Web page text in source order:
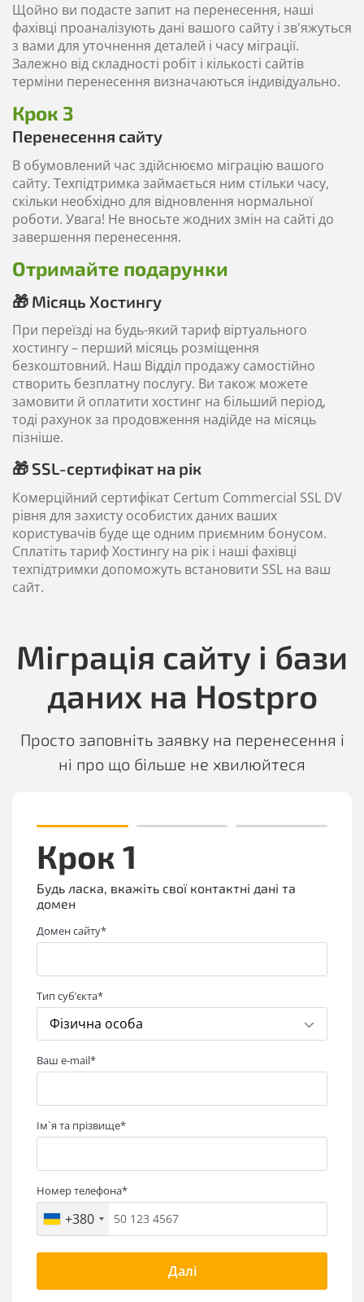
Щойно ви подасте запит на перенесення, наші
фахівці проаналізують дані вашого сайту і зв'яжуться
з вами для уточнення деталей і часу міграції.
Залежно від складності робіт і кількості сайтів
терміни перенесення визначаються індивідуально.
Крок 3
Перенесення сайту
В обумовлений час здійснюємо міграцію вашого
сайту. Техпідтримка займається ним стільки часу,
скільки необхідно для відновлення нормальної
роботи. Увага! Не вносьте жодних змін на сайті до
завершення перенесення.
Отримайте подарунки
🎁 Місяць Хостингу
При переїзді на будь-який тариф віртуального
хостингу – перший місяць розміщення
безкоштовний. Наш Відділ продажу самостійно
створить безплатну послугу. Ви також можете
замовити й оплатити хостинг на більший період,
тоді рахунок за продовження надійде на місяць
пізніше.
🎁 SSL-сертифікат на рік
Комерційний сертифікат Certum Commercial SSL DV
рівня для захисту особистих даних ваших
користувачів буде ще одним приємним бонусом.
Сплатіть тариф Хостингу на рік і наші фахівці
техпідтримки допоможуть встановити SSL на ваш
сайт.
Міграція сайту і бази
даних на Hostpro
Просто заповніть заявку на перенесення і
ні про що більше не хвилюйтеся
Крок 1
Будь ласка, вкажіть свої контактні дані та
домен
Домен сайту*
Тип субʼєкта*
Фізична особа
Ваш e-mail*
Ім`я та прізвище*
Номер телефона*
+380
Далі